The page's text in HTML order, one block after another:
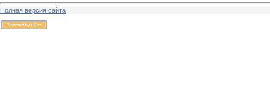
Полная версия сайта